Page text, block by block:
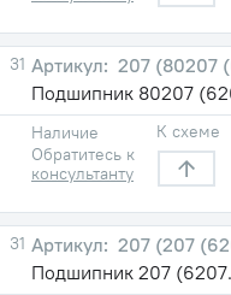
31
207 (80207
Подшипник 80207
Наличие
Обратитесь к
консультанту
К схеме
31
207 (207
Подшипник 207